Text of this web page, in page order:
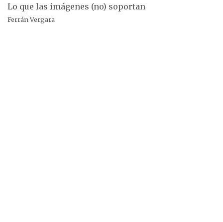
Lo que las imágenes (no) soportan
Ferrán Vergara